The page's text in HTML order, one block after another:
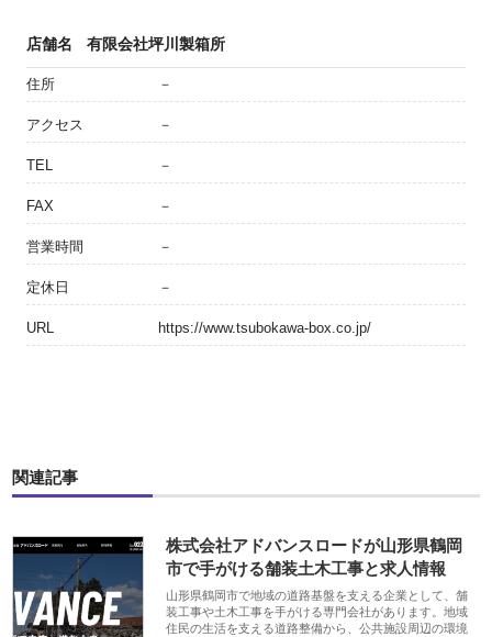
店舗名 有限会社坪川製箱所
住所 －
アクセス －
TEL －
FAX －
営業時間 －
定休日 －
URL https://www.tsubokawa-box.co.jp/
関連記事
株式会社アドバンスロードが山形県鶴岡
市で手がける舗装土木工事と求人情報
山形県鶴岡市で地域の道路基盤を支える企業として、舗
装工事や土木工事を手がける専門会社があります。地域
住民の生活を支える道路整備から、公共施設周辺の環境